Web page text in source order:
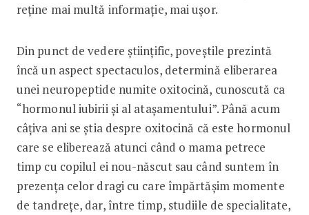
reține mai multă informație, mai ușor.
Din punct de vedere științific, poveștile prezintă
încă un aspect spectaculos, determină eliberarea
unei neuropeptide numite oxitocină, cunoscută ca
“hormonul iubirii și al atașamentului”. Până acum
câțiva ani se știa despre oxitocină că este hormonul
care se eliberează atunci când o mama petrece
timp cu copilul ei nou-născut sau când suntem în
prezența celor dragi cu care împărtășim momente
de tandrețe, dar, între timp, studiile de specialitate,